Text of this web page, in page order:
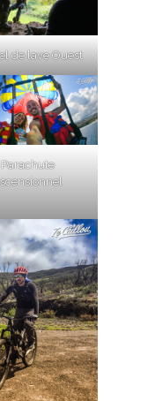
de lave Ouest
Parachute